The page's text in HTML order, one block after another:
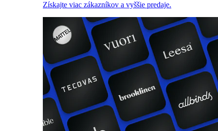
Získajte viac zákazníkov a vyššie predaje.